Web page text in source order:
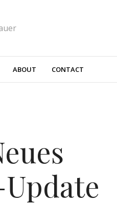
ABOUT CONTACT